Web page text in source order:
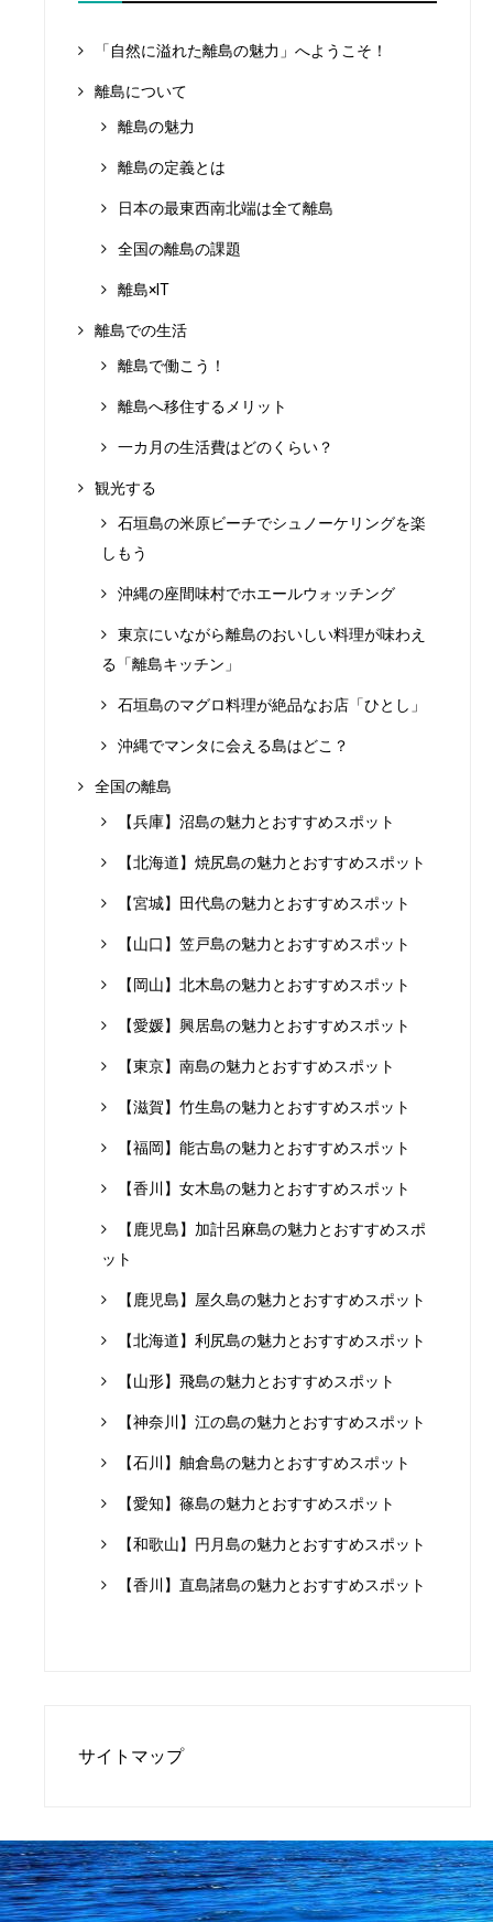
「自然に溢れた離島の魅力」へようこそ！
離島について
離島の魅力
離島の定義とは
日本の最東西南北端は全て離島
全国の離島の課題
離島×IT
離島での生活
離島で働こう！
離島へ移住するメリット
一カ月の生活費はどのくらい？
観光する
石垣島の米原ビーチでシュノーケリングを楽
しもう
沖縄の座間味村でホエールウォッチング
東京にいながら離島のおいしい料理が味わえ
る「離島キッチン」
石垣島のマグロ料理が絶品なお店「ひとし」
沖縄でマンタに会える島はどこ？
全国の離島
【兵庫】沼島の魅力とおすすめスポット
【北海道】焼尻島の魅力とおすすめスポット
【宮城】田代島の魅力とおすすめスポット
【山口】笠戸島の魅力とおすすめスポット
【岡山】北木島の魅力とおすすめスポット
【愛媛】興居島の魅力とおすすめスポット
【東京】南島の魅力とおすすめスポット
【滋賀】竹生島の魅力とおすすめスポット
【福岡】能古島の魅力とおすすめスポット
【香川】女木島の魅力とおすすめスポット
【鹿児島】加計呂麻島の魅力とおすすめスポ
ット
【鹿児島】屋久島の魅力とおすすめスポット
【北海道】利尻島の魅力とおすすめスポット
【山形】飛島の魅力とおすすめスポット
【神奈川】江の島の魅力とおすすめスポット
【石川】舳倉島の魅力とおすすめスポット
【愛知】篠島の魅力とおすすめスポット
【和歌山】円月島の魅力とおすすめスポット
【香川】直島諸島の魅力とおすすめスポット
サイトマップ